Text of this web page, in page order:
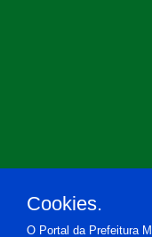
Cookies.
O Portal da Prefeitura